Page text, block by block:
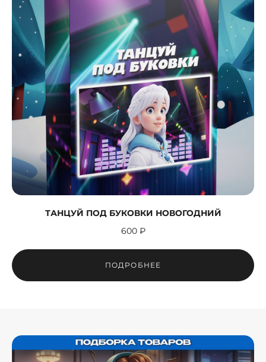
ТАНЦУЙ ПОД БУКОВКИ НОВОГОДНИЙ
600 ₽
ПОДРОБНЕЕ